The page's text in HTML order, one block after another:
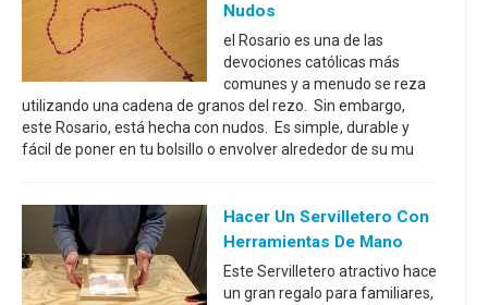
Nudos
el Rosario es una de las
devociones católicas más
comunes y a menudo se reza
utilizando una cadena de granos del rezo. Sin embargo,
este Rosario, está hecha con nudos. Es simple, durable y
fácil de poner en tu bolsillo o envolver alrededor de su mu
Hacer Un Servilletero Con
Herramientas De Mano
Este Servilletero atractivo hace
un gran regalo para familiares,